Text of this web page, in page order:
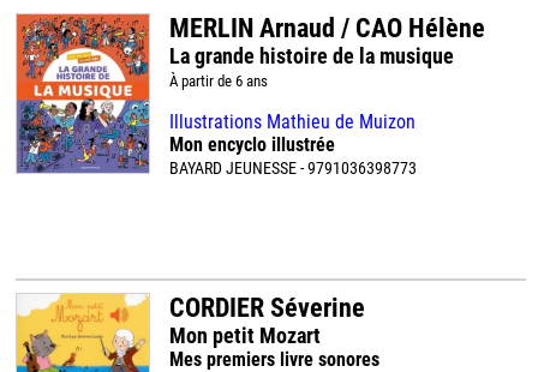
MERLIN Arnaud / CAO Hélène
La grande histoire de la musique
À partir de 6 ans
Illustrations Mathieu de Muizon
Mon encyclo illustrée
BAYARD JEUNESSE - 9791036398773
CORDIER Séverine
Mon petit Mozart
Mes premiers livre sonores